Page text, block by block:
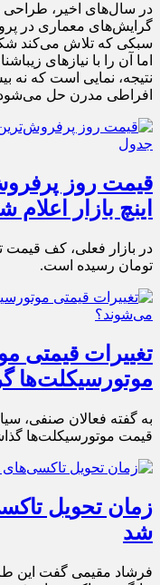
در سال‌های اخیر، طراحی
گرایش‌های معماری در
سبکی که تلاش می‌کند
اما آن را با نیازهای
نتیجه، نمایی است که
افراطی مدرن حل
اینچ بازار
تومان رسیده است.
تغییرات قیمتی
موتورسیکلت‌ها
به گفته فعالان صنفی،
قیمت موتورسیکلت‌ها
زمان تحویل
شد
فرشاد مقیمی گفت این